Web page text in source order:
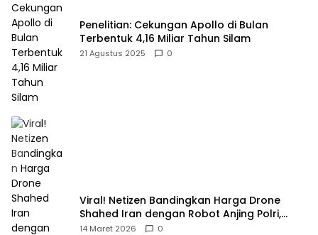
Penelitian: Cekungan Apollo di Bulan
Terbentuk 4,16 Miliar Tahun Silam
21 Agustus 2025 0
Viral! Netizen Bandingkan Harga Drone
Shahed Iran dengan Robot Anjing Polri,
Selisihnya Capai 5 Kali Lipat
14 Maret 2026 0